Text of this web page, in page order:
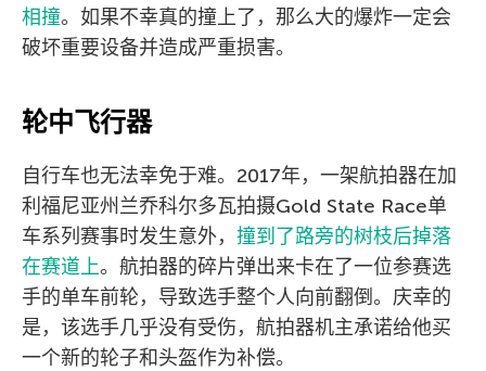
相撞。如果不幸真的撞上了，那么大的爆炸一定会
破坏重要设备并造成严重损害。
轮中飞行器
自行车也无法幸免于难。2017年，一架航拍器在加
利福尼亚州兰乔科尔多瓦拍摄Gold State Race单
车系列赛事时发生意外， 撞到了路旁的树枝后掉落
在赛道上。航拍器的碎片弹出来卡在了一位参赛选
手的单车前轮，导致选手整个人向前翻倒。庆幸的
是，该选手几乎没有受伤，航拍器机主承诺给他买
一个新的轮子和头盔作为补偿。